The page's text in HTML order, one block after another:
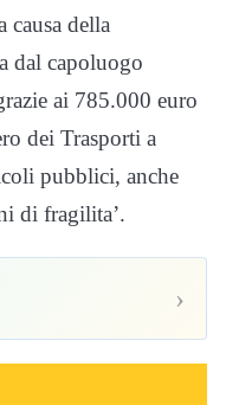
causa della
dal capoluogo
ai 785.000 euro
dei Trasporti a
pubblici, anche
di fragilita’.
›